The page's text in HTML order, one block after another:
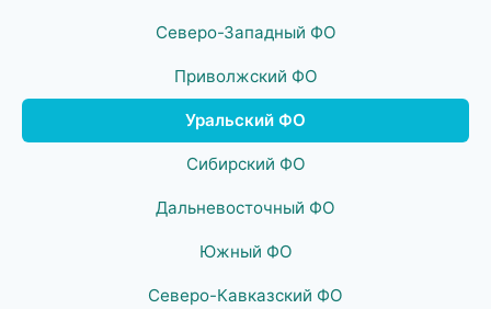
Северо-Западный ФО
Приволжский ФО
Уральский ФО
Сибирский ФО
Дальневосточный ФО
Южный ФО
Северо-Кавказский ФО